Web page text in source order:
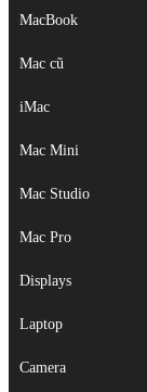
MacBook
Mac cũ
iMac
Mac Mini
Mac Studio
Mac Pro
Displays
Laptop
MacBook
Mac cũ
iMac
Mac Mini
Mac Studio
Mac Pro
Displays
Laptop
Camera